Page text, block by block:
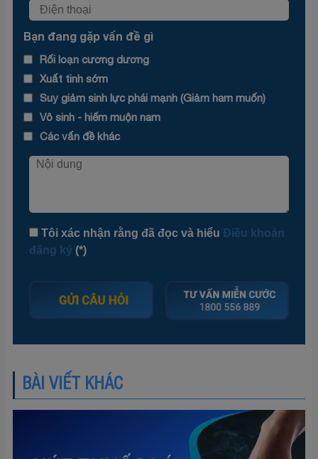
Bạn đang gặp vấn đề gì
Rối loạn cương dương
Xuất tinh sớm
Suy giảm sinh lực phái mạnh (Giảm ham muốn)
Vô sinh - hiếm muộn nam
Các vấn đề khác
Tôi xác nhận rằng đã đọc và hiểu Điều khoản
đăng ký (*)
BÀI VIẾT KHÁC